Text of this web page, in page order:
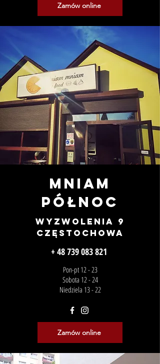
Zamów online
Mniam
PÓŁNOC
WYzwolenia 9
Częstochowa
+ 48 739 083 821
Pon-pt 12 - 23
Sobota 12 - 24
Niedziela 13 - 22
Zamów online